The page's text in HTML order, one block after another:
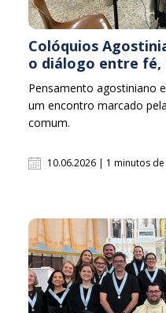
Colóquios
o diálogo entre
Pensamento agostiniano
um encontro marcado
comum.
10.06.2026 | 1 minutos